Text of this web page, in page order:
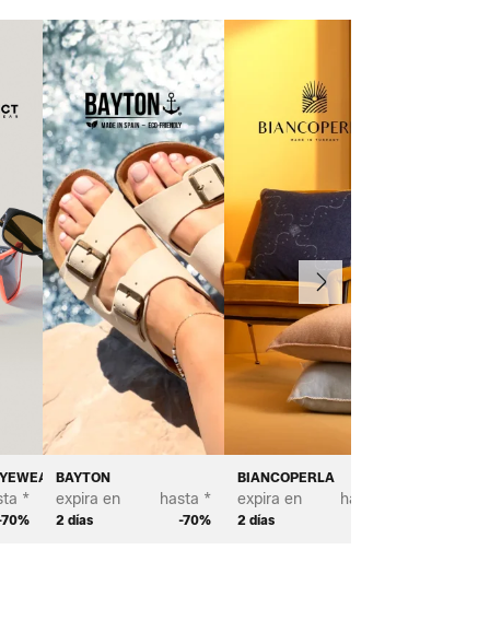
*
BAYTON
expira en
2 días
hasta *
-70%
BIANCOPERLA
expira en
2 días
hasta *
Continuar